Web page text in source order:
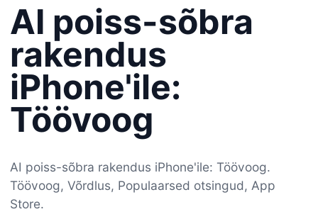
AI poiss-sõbra
rakendus
iPhone'ile:
Töövoog
AI poiss-sõbra rakendus iPhone'ile: Töövoog.
Töövoog, Võrdlus, Populaarsed otsingud, App
Store.